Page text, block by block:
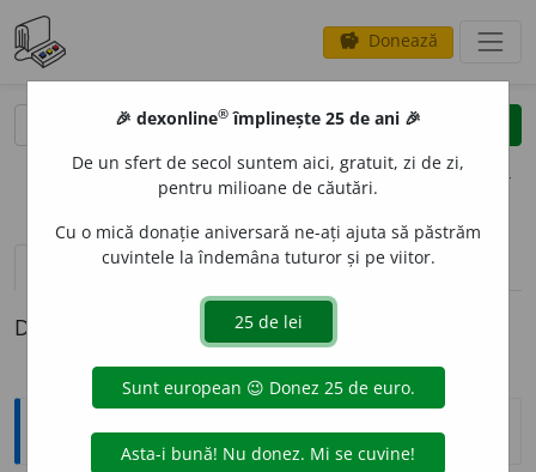
savings Donează
clear
opțiuni
definiții (1)
Definiția cu ID-ul 896246:
Explicative DEX
🎉 dexonline® împlinește 25 de ani 🎉
De un sfert de secol suntem aici, gratuit, zi de zi,
pentru milioane de căutări.
Cu o mică donație aniversară ne-ați ajuta să păstrăm
cuvintele la îndemâna tuturor și pe viitor.